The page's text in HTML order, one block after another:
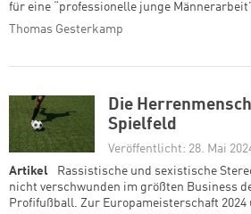
für eine “professionelle junge
Thomas Gesterkamp
Die
Spielfeld
Veröffentlicht: 28. Mai
Artikel
Rassistische und sexistische
nicht verschwunden im größten Business
Profifußball. Zur Europameisterschaft 2024